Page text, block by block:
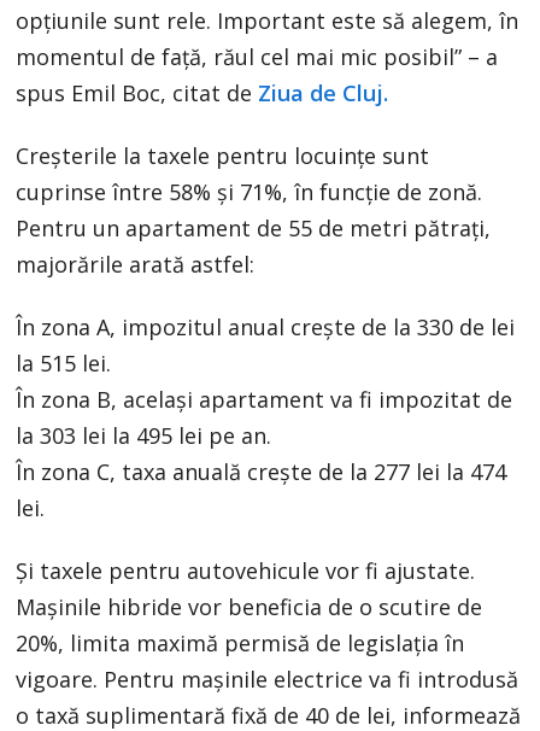
opțiunile sunt rele. Important este să alegem, în
momentul de față, răul cel mai mic posibil” – a
spus Emil Boc, citat de Ziua de Cluj.
Creșterile la taxele pentru locuințe sunt
cuprinse între 58% și 71%, în funcție de zonă.
Pentru un apartament de 55 de metri pătrați,
majorările arată astfel:
În zona A, impozitul anual crește de la 330 de lei
la 515 lei.
În zona B, același apartament va fi impozitat de
la 303 lei la 495 lei pe an.
În zona C, taxa anuală crește de la 277 lei la 474
lei.
Și taxele pentru autovehicule vor fi ajustate.
Mașinile hibride vor beneficia de o scutire de
20%, limita maximă permisă de legislația în
vigoare. Pentru mașinile electrice va fi introdusă
o taxă suplimentară fixă de 40 de lei, informează